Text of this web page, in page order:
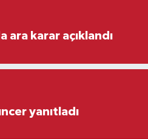
ara karar açıklandı
yanıtladı